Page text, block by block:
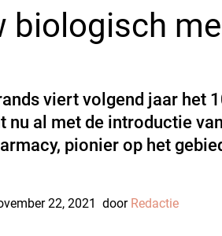
biologisch
viert volgend jaar het
nu al met de introductie
pionier op het
22, 2021 door Redactie